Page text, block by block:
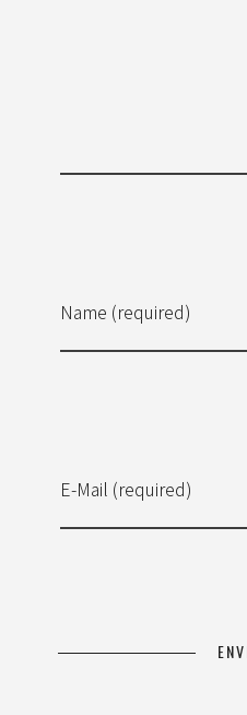
Name (required)
E-Mail (required)